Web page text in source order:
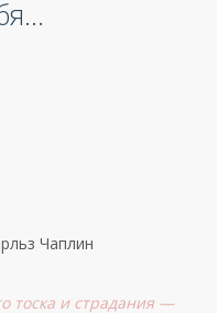
Чаплин
тоска и страдания —